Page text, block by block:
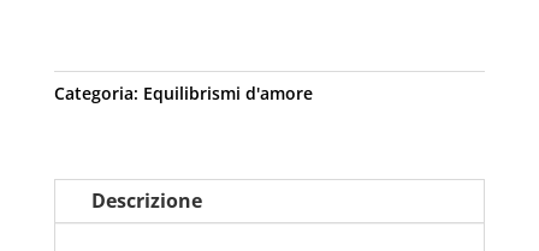
Categoria: Equilibrismi d'amore
Descrizione